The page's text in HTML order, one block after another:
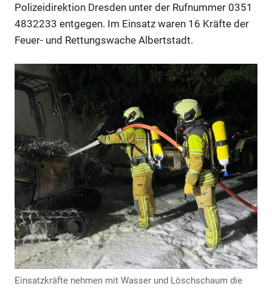
Anzeige
Anzeige
Polizeidirektion Dresden unter der Rufnummer 0351
4832233 entgegen. Im Einsatz waren 16 Kräfte der
Feuer- und Rettungswache Albertstadt.
Einsatzkräfte nehmen mit Wasser und Löschschaum die